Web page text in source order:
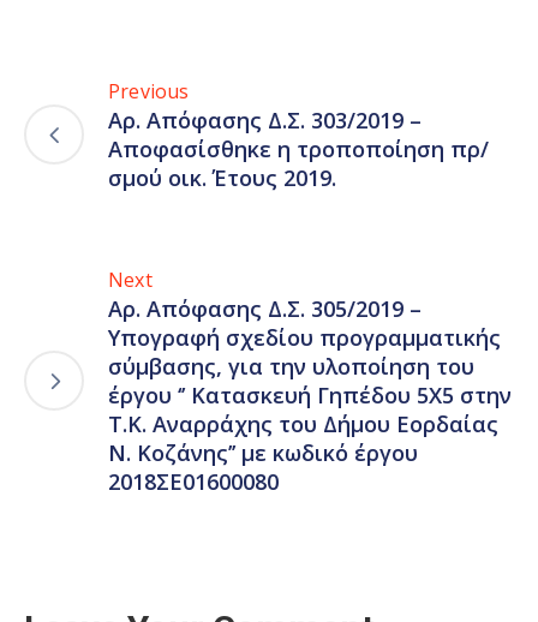
Previous
Αρ. Απόφασης Δ.Σ. 303/2019 –
Αποφασίσθηκε η τροποποίηση πρ/
σμού οικ. Έτους 2019.
Next
Αρ. Απόφασης Δ.Σ. 305/2019 –
Υπογραφή σχεδίου προγραμματικής
σύμβασης, για την υλοποίηση του
έργου ‘’ Κατασκευή Γηπέδου 5Χ5 στην
Τ.Κ. Αναρράχης του Δήμου Εορδαίας
Ν. Κοζάνης’’ με κωδικό έργου
2018ΣΕ01600080